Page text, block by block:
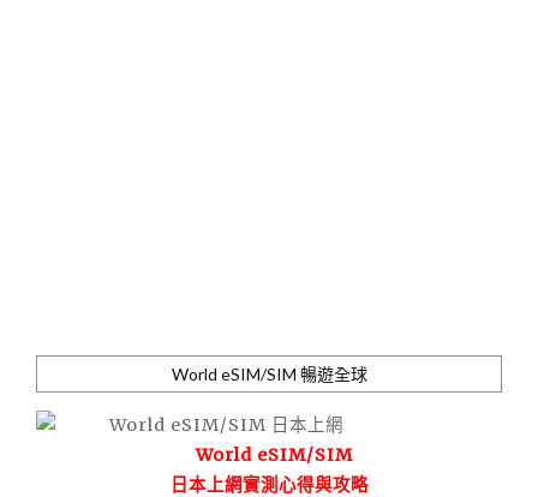
World eSIM/SIM 暢遊全球
World eSIM/SIM
日本上網實測心得與攻略